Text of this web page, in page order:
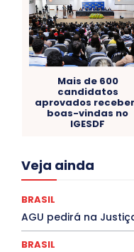
Mais de 600
candidatos
aprovados
boas-vindas no
IGESDF
Veja ainda
Acre
Congressuanas &
Covid-19
Cultura e
DESTAQUE BRASIL
BRASIL
AGU pedirá na
BRASIL